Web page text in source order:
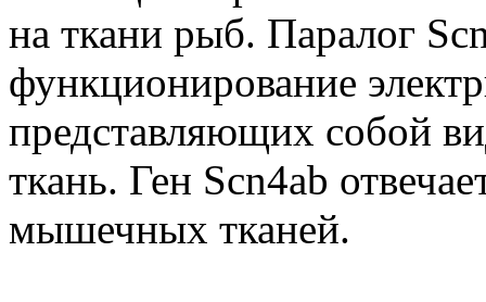
на ткани рыб. Паралог
функционирование
представляющих собой
ткань. Ген Scn4ab
мышечных тканей.